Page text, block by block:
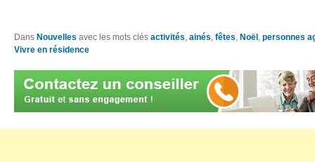
Dans Nouvelles avec les mots clés activités ainés fêtes Noël personnes
Vivre en résidence